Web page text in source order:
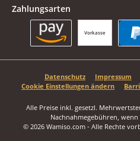
Zahlungsarten
Vorkasse
Datenschutz Impressum
Cookie Einstellungen ändern
Alle Preise inkl. gesetzl.
Nachnahmegebühren,
© 2026 Wamiso.com - Alle Rechte